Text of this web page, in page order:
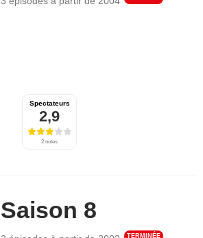
Spectateurs
2,9
2 notes
Saison 8
TERMINÉE